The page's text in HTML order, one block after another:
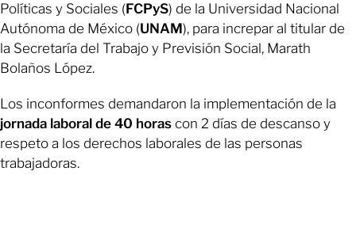
Políticas y Sociales (FCPyS) de la Universidad Nacional
Autónoma de México (UNAM), para increpar al titular de
la Secretaría del Trabajo y Previsión Social, Marath
Bolaños López.
Los inconformes demandaron la implementación de la
jornada laboral de 40 horas con 2 días de descanso y
respeto a los derechos laborales de las personas
trabajadoras.